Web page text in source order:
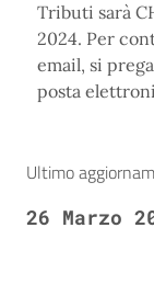
Tributi sarà
2024. Per
email, si
posta
Ultimo
26 Marzo